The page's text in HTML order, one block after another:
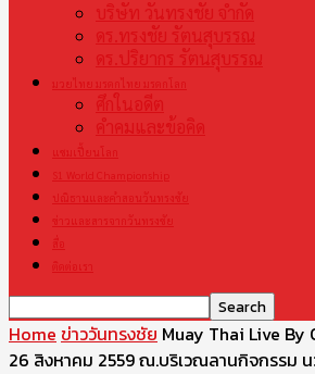
บริษัท วันทรงชัย จำกัด
ดร.ทรงชัย รัตนสุบรรณ
ดร.ปริยากร รัตนสุบรรณ
มวยไทย มรดกไทย มรดกโลก
ศึกในอดีต
คำคมและข้อคิด
แชมเปี้ยนโลก
S1 World Championship
ปณิธานและคำสอนวันทรงชัย
ข่าวและสารจากวันทรงชัย
สื่อ
ติดต่อเรา
Home ข่าววันทรงชัย Muay Thai Live By
26 สิงหาคม 2559 ณ.บริเวณลานกิจกรรม น